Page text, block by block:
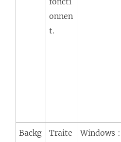
onnen
t.
Backg
Traite
Windows :